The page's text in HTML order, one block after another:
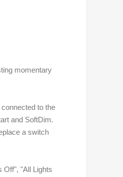
momentary
to the
and SoftDim.
a switch
Off", "All Lights